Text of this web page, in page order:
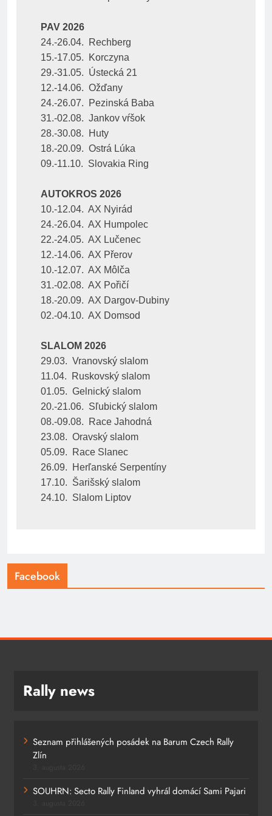
PAV 2026
24.-26.04.  Rechberg
15.-17.05.  Korczyna
29.-31.05.  Ústecká 21
12.-14.06.  Ožďany
24.-26.07.  Pezinská Baba
31.-02.08.  Jankov vŕšok
28.-30.08.  Huty
18.-20.09.  Ostrá Lúka
09.-11.10.  Slovakia Ring
AUTOKROS 2026
10.-12.04.  AX Nyirád
24.-26.04.  AX Humpolec
22.-24.05.  AX Lučenec
12.-14.06.  AX Přerov
10.-12.07.  AX Môlča
31.-02.08.  AX Pořičí
18.-20.09.  AX Dargov-Dubiny
02.-04.10.  AX Domsod
SLALOM 2026
29.03.  Vranovský slalom
11.04.  Ruskovský slalom
01.05.  Gelnický slalom
20.-21.06.  Sľubický slalom
08.-09.08.  Race Jahodná
23.08.  Oravský slalom
05.09.  Race Slanec
26.09.  Herľanské Serpentíny
17.10.  Šarišský slalom
24.10.  Slalom Liptov
Facebook
Rally news
Seznam přihlášených posádek na Barum Czech Rally
Zlín
SOUHRN: Secto Rally Finland vyhrál domácí Sami Pajari